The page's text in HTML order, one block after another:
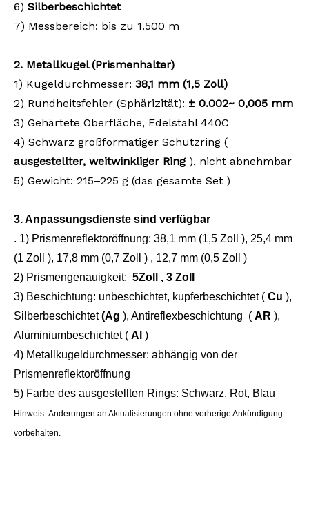
6) Silberbeschichtet
7) Messbereich: bis zu 1.500 m
2. Metallkugel (Prismenhalter)
1) Kugeldurchmesser: 38,1 mm (1,5 Zoll)
2) Rundheitsfehler (Sphärizität): ± 0.002~ 0,005 mm
3) Gehärtete Oberfläche, Edelstahl 440C
4) Schwarz großformatiger Schutzring (
ausgestellter, weitwinkliger Ring ), nicht abnehmbar
5) Gewicht: 215–225 g (das gesamte Set )
3.Anpassungsdienste sind verfügbar
. 1) Prismenreflektoröffnung: 38,1 mm (1,5 Zoll ), 25,4 mm
(1 Zoll ), 17,8 mm (0,7 Zoll ) , 12,7 mm (0,5 Zoll )
2) Prismengenauigkeit: 5Zoll , 3 Zoll
3) Beschichtung: unbeschichtet, kupferbeschichtet ( Cu ),
Silberbeschichtet(Ag ), Antireflexbeschichtung ( AR ),
Aluminiumbeschichtet ( Al )
4) Metallkugeldurchmesser: abhängig von der
Prismenreflektoröffnung
5) Farbe des ausgestellten Rings: Schwarz, Rot, Blau
Hinweis: Änderungen an Aktualisierungen ohne vorherige Ankündigung
vorbehalten.